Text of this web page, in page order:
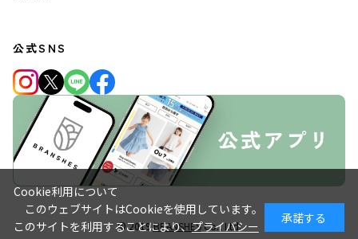
公式SNS
© 2019BRANSHESCo., Ltd.
Cookie利用について
このウェブサイトはCookieを使用しています。
このサイトを利用することにより、プライバシー
承諾する